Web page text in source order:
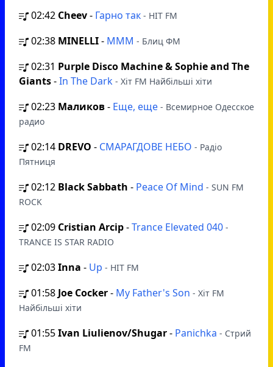
02:42 Cheev- Гарно так - HIT FM
02:38 MINELLI- MMM - Блиц ФМ
02:31 Purple Disco Machine & Sophie and The
Giants-In The Dark - Хіт FM Найбільші хіти
02:23 Маликов- Еще, еще - Всемирное Одесское
радио
02:14 DREVO - СМАРАГДОВЕ НЕБО - Радіо
Пятниця
02:12 Black Sabbath - Peace Of Mind - SUN FM
ROCK
02:09 Cristian Arcip-Trance Elevated 040 -
TRANCE IS STAR RADIO
02:03Inna - Up - HIT FM
01:58 Joe Cocker- My Father's Son - Хіт FM
Найбільші хіти
01:55Ivan Liulienov/Shugar- Panichka - Стрий
FM